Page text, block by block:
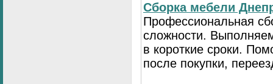
Сборка мебели
Профессиональная
сложности.
в короткие сроки.
после покупки,